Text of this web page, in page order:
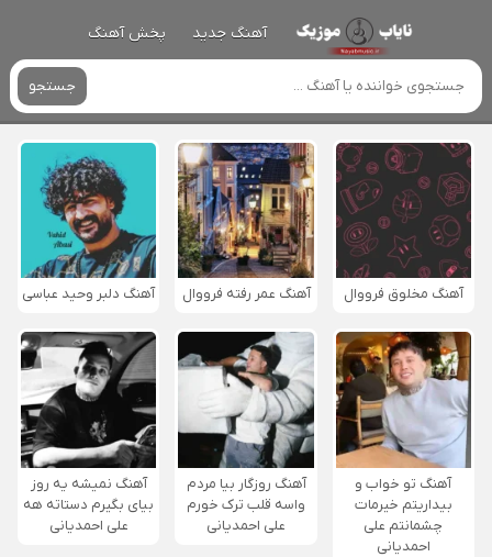
آهنگ جدید پخش آهنگ
جستجو
آهنگ مخلوق فرووال آهنگ عمر رفته فرووال آهنگ دلبر وحید عباسی
آهنگ تو خواب و
بیداریتم خیرمات
چشمانتم علی
احمدیانی
آهنگ روزگار بیا مردم
واسه قلب ترک خورم
علی احمدیانی
آهنگ نمیشه یه روز
بیای بگیرم دستاته هه
علی احمدیانی